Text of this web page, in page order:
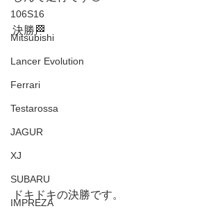
106S16
Mitsubishi
Lancer Evolution
Ferrari
Testarossa
JAGUR
XJ
SUBARU
IMPREZA
決勝🏁
ドキドキの決勝です。